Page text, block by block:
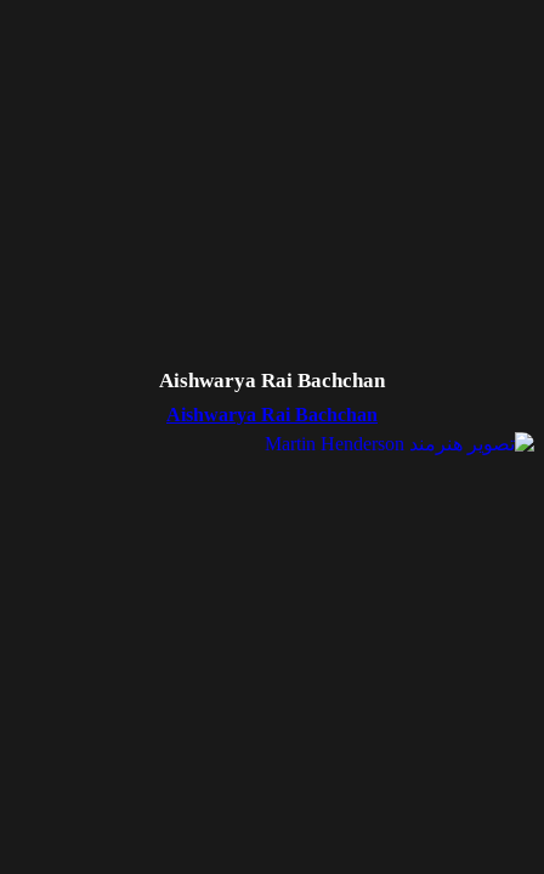
Aishwarya Rai Bachchan
Aishwarya Rai Bachchan